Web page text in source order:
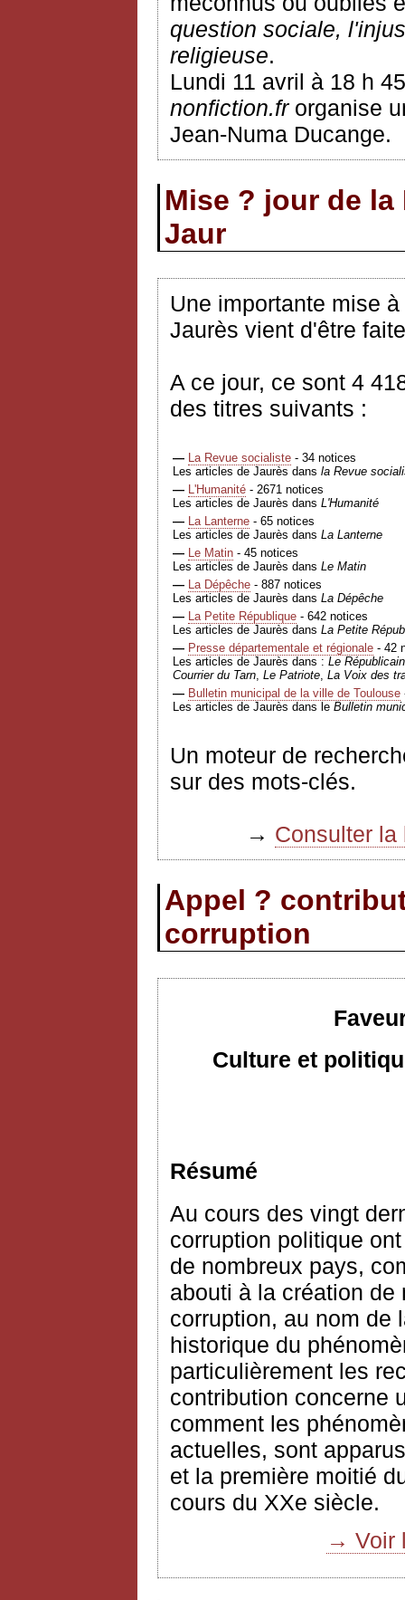
question sociale,
religieuse.
Lundi 11 avril à 18 h
nonfiction.frorganise
Jean-Numa Ducange.
Mise ? jour de
Jaur
Une importante mise
Jaurès vient d'être
A ce jour, ce sont 4
des titres suivants :
— La Revue socialiste - 34 notices
Les articles de Jaurès dans la Revue
— L'Humanité - 2671 notices
Les articles de Jaurès dans L'Humanité
— La Lanterne - 65 notices
Les articles de Jaurès dans La Lanterne
— Le Matin - 45 notices
Les articles de Jaurès dans Le Matin
— La Dépêche - 887 notices
Les articles de Jaurès dans La Dépêche
— La Petite République - 642 notices
Les articles de Jaurès dans La Petite
— Presse départementale et régionale - 42
Les articles de Jaurès dans : Le
Courrier du Tarn, Le Patriote, La Voix des
— Bulletin municipal de la ville de Toulouse
Les articles de Jaurès dans le Bulletin
Un moteur de
sur des mots-clés.
→ Consulter
Appel ?
corruption
Culture et
Résumé
Au cours des vingt
corruption politique
de nombreux pays,
abouti à la création
corruption, au nom de
historique du
particulièrement les
contribution concerne
comment les
actuelles, sont
et la première moitié
cours du XXe siècle.
→ Voir